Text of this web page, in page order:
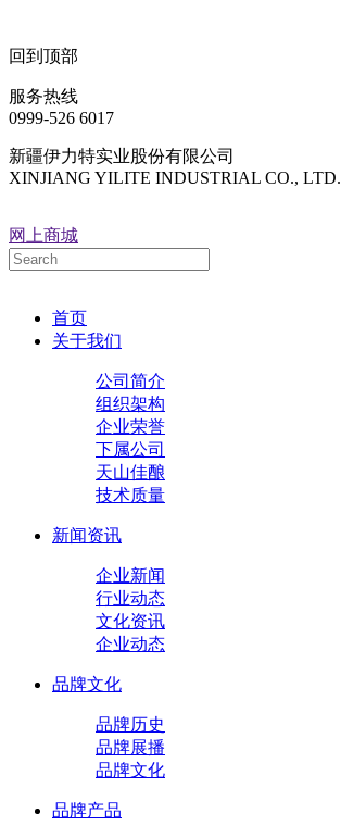
回到顶部
服务热线
0999-526 6017
新疆伊力特实业股份有限公司
XINJIANG YILITE INDUSTRIAL CO., LTD.
网上商城
首页
关于我们
公司简介
组织架构
企业荣誉
下属公司
天山佳酿
技术质量
新闻资讯
企业新闻
行业动态
文化资讯
企业动态
品牌文化
品牌历史
品牌展播
品牌文化
品牌产品